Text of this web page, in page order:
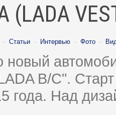
· Статьи · Интервью · Фото ·
новый
B/C".
года. Над